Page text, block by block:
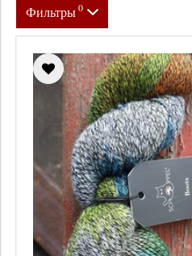
Фильтры0
Состав
Метраж
Толщина